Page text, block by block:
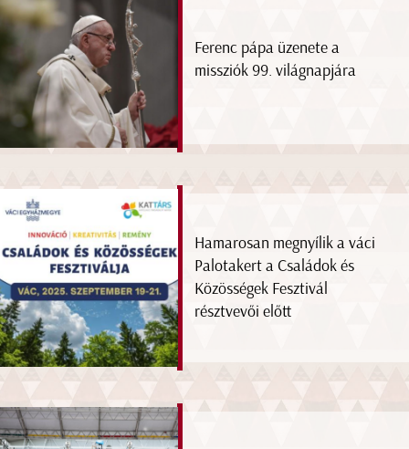
Ferenc pápa üzenete a
missziók 99. világnapjára
Hamarosan megnyílik a váci
Palotakert a Családok és
Közösségek Fesztivál
résztvevői előtt